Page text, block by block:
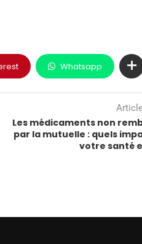
Whatsapp
Les médicaments non
par la mutuelle : quels
votre santé